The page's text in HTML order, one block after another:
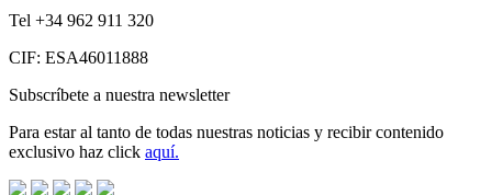
Tel +34 962 911 320
CIF: ESA46011888
Subscríbete a nuestra newsletter
Para estar al tanto de todas nuestras noticias y recibir contenido
exclusivo haz click aquí.